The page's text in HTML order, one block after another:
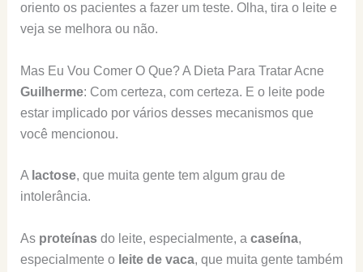
oriento os pacientes a fazer um teste. Olha, tira o leite e
veja se melhora ou não.
Mas Eu Vou Comer O Que? A Dieta Para Tratar Acne
Guilherme: Com certeza, com certeza. E o leite pode
estar implicado por vários desses mecanismos que
você mencionou.
A lactose, que muita gente tem algum grau de
intolerância.
As proteínasdo leite, especialmente, a caseína,
especialmente oleite de vaca, que muita gente também